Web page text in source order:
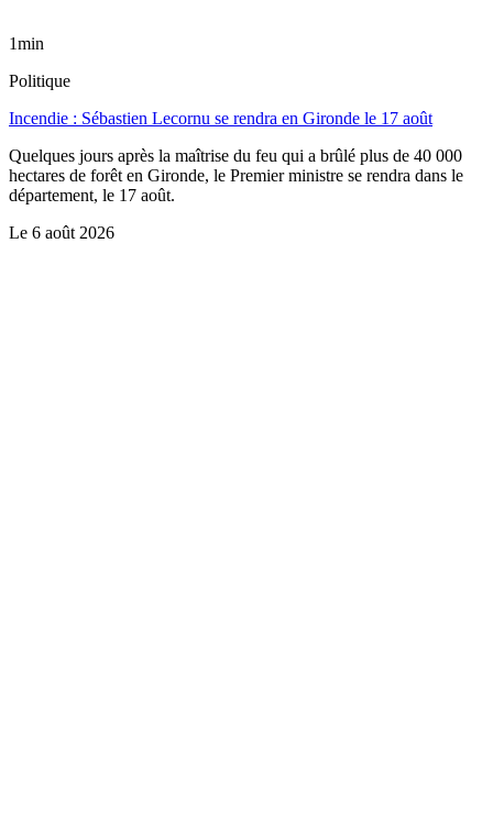
1min
Politique
Incendie : Sébastien Lecornu se rendra en Gironde le 17 août
Quelques jours après la maîtrise du feu qui a brûlé plus de 40 000
hectares de forêt en Gironde, le Premier ministre se rendra dans le
département, le 17 août.
Le 6 août 2026